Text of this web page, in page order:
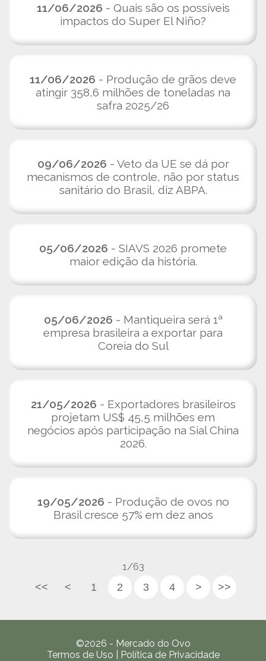
11/06/2026 - Quais são os possíveis
impactos do Super El Niño?
11/06/2026 - Produção de grãos deve
atingir 358,6 milhões de toneladas na
safra 2025/26
09/06/2026 - Veto da UE se dá por
mecanismos de controle, não por status
sanitário do Brasil, diz ABPA.
05/06/2026 - SIAVS 2026 promete
maior edição da história.
05/06/2026 - Mantiqueira será 1ª
empresa brasileira a exportar para
Coreia do Sul
21/05/2026 - Exportadores brasileiros
projetam US$ 45,5 milhões em
negócios após participação na Sial China
2026.
19/05/2026 - Produção de ovos no
Brasil cresce 57% em dez anos
1/63
<<
< 1 2 3 4 > >>
©2026 - Mercado do Ovo
Termos de Uso
Política de Privacidade